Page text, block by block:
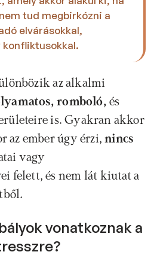
tud megbirkózni a
elvárásokkal,
konfliktusokkal.
az alkalmi
romboló, és
is. Gyakran akkor
az ember úgy érzi, nincs
vagy
felett, és nem lát kiutat a
vonatkoznak a